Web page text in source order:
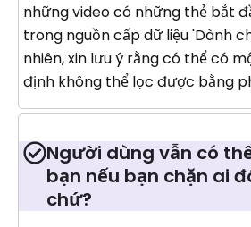
những video có những thẻ bắt
trong nguồn cấp dữ liệu 'Dành
nhiên, xin lưu ý rằng có thể có
định không thể lọc được bằng
Người dùng vẫn có
bạn nếu bạn chặn ai
chứ?